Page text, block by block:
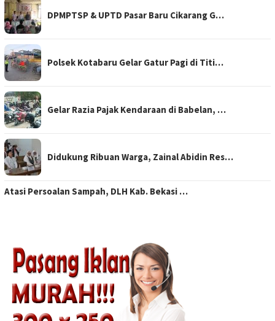
DPMPTSP & UPTD Pasar Baru Cikarang G…
Polsek Kotabaru Gelar Gatur Pagi di Titi…
Gelar Razia Pajak Kendaraan di Babelan, …
Didukung Ribuan Warga, Zainal Abidin Res…
Atasi Persoalan Sampah, DLH Kab. Bekasi …